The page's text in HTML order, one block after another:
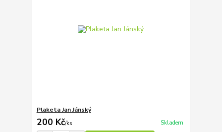
Plaketa Jan Jánský
200 Kč/ks Skladem